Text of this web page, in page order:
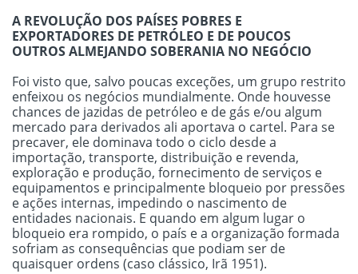
A REVOLUÇÃO DOS PAÍSES POBRES E
EXPORTADORES DE PETRÓLEO E DE POUCOS
OUTROS ALMEJANDO SOBERANIA NO NEGÓCIO
Foi visto que, salvo poucas exceções, um grupo restrito
enfeixou os negócios mundialmente. Onde houvesse
chances de jazidas de petróleo e de gás e/ou algum
mercado para derivados ali aportava o cartel. Para se
precaver, ele dominava todo o ciclo desde a
importação, transporte, distribuição e revenda,
exploração e produção, fornecimento de serviços e
equipamentos e principalmente bloqueio por pressões
e ações internas, impedindo o nascimento de
entidades nacionais. E quando em algum lugar o
bloqueio era rompido, o país e a organização formada
sofriam as consequências que podiam ser de
quaisquer ordens (caso clássico, Irã 1951).